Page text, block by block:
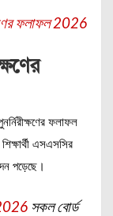
ফলাফল 2026
ফলাফল
এসএসসির
পড়েছে।
সকল বোর্ড